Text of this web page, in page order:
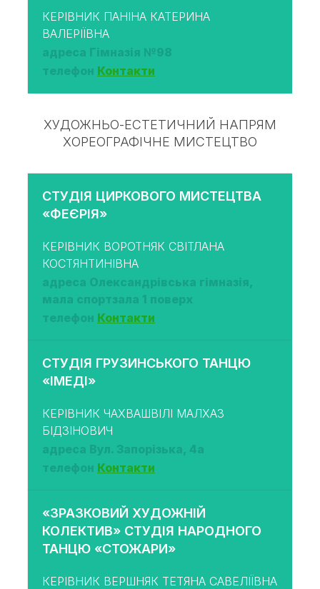
КЕРІВНИК ПАНІНА КАТЕРИНА
ВАЛЕРІЇВНА
адреса Гімназія №98
телефон Контакти
ХУДОЖНЬО-ЕСТЕТИЧНИЙ НАПРЯМ
ХОРЕОГРАФІЧНЕ МИСТЕЦТВО
СТУДІЯ ЦИРКОВОГО МИСТЕЦТВА
«ФЕЄРІЯ»
КЕРІВНИК ВОРОТНЯК СВІТЛАНА
КОСТЯНТИНІВНА
адреса Олександрівська гімназія,
мала спортзала 1 поверх
телефон Контакти
СТУДІЯ ГРУЗИНСЬКОГО ТАНЦЮ
«ІМЕДІ»
КЕРІВНИК ЧАХВАШВІЛІ МАЛХАЗ
БІДЗІНОВИЧ
адреса Вул. Запорізька, 4а
телефон Контакти
«ЗРАЗКОВИЙ ХУДОЖНІЙ
КОЛЕКТИВ» СТУДІЯ НАРОДНОГО
ТАНЦЮ «СТОЖАРИ»
КЕРІВНИК ВЕРШНЯК ТЕТЯНА САВЕЛІЇВНА